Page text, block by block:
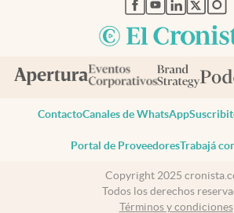
ContactoCanales de WhatsApp
Portal de ProveedoresTrabajá
Copyright 2025
Todos los derechos
Términos y condiciones